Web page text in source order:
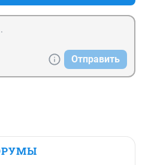
Отправить